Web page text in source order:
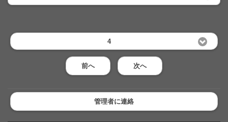
4
前へ 次へ
管理者に連絡